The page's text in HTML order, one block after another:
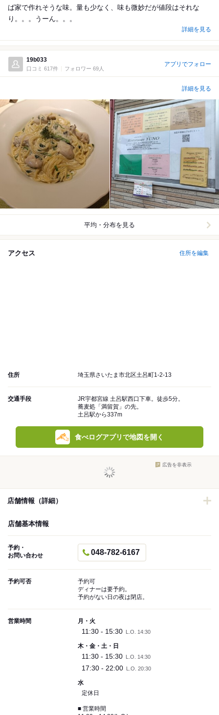
ば家で作れそうな味。量も少なく、味も微妙だが値段はそれな
り。。。うーん。。。
詳細を見る
19b033
口コミ 617件 フォロワー 69人
アプリでフォロー
詳細を見る
平均・分布を見る
アクセス 住所を編集
住所 埼玉県さいたま市北区土呂町1-2-13
交通手段
JR宇都宮線 土呂駅西口下車。徒歩5分。
蕎麦処「満留賀」の先。
土呂駅から337m
食べログアプリで地図を開く
広告を非表示
店舗情報（詳細）
店舗基本情報
予約・
お問い合わせ
048-782-6167
予約可否
予約可
ディナーは要予約。
予約がない日の夜は閉店。
営業時間 月・火
11:30 - 15:30 L.O. 14:30
木・金・土・日
11:30 - 15:30 L.O. 14:30
17:30 - 22:00 L.O. 20:30
水
定休日
■ 営業時間